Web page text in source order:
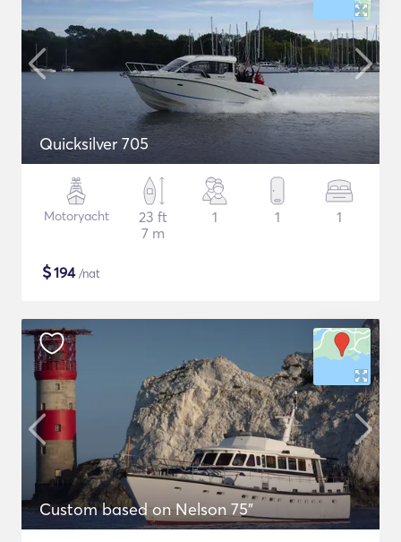
Quicksilver 705
Motoryacht
23 ft
7 m
1 1 1
$194/nat
Custom based on Nelson 75"